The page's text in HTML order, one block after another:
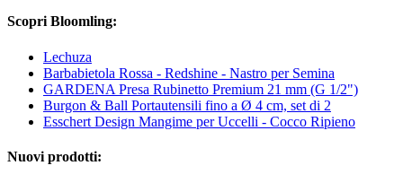
Scopri Bloomling:
Lechuza
Barbabietola Rossa - Redshine - Nastro per Semina
GARDENA Presa Rubinetto Premium 21 mm (G 1/2")
Burgon & Ball Portautensili fino a Ø 4 cm, set di 2
Esschert Design Mangime per Uccelli - Cocco Ripieno
Nuovi prodotti: